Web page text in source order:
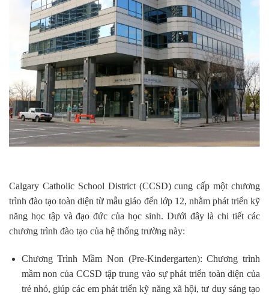
Calgary Catholic School District (CCSD) cung cấp một chương
trình đào tạo toàn diện từ mẫu giáo đến lớp 12, nhằm phát triển kỹ
năng học tập và đạo đức của học sinh. Dưới đây là chi tiết các
chương trình đào tạo của hệ thống trường này:
Chương Trình Mầm Non (Pre-Kindergarten): Chương trình
mầm non của CCSD tập trung vào sự phát triển toàn diện của
trẻ nhỏ, giúp các em phát triển kỹ năng xã hội, tư duy sáng tạo